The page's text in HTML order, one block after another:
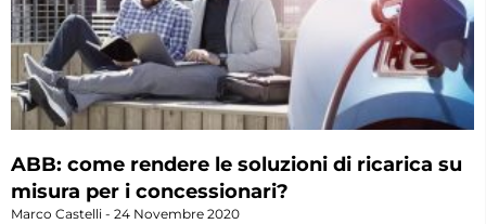
ABB: come rendere le soluzioni di ricarica su
misura per i concessionari?
Marco Castelli 24 Novembre 2020